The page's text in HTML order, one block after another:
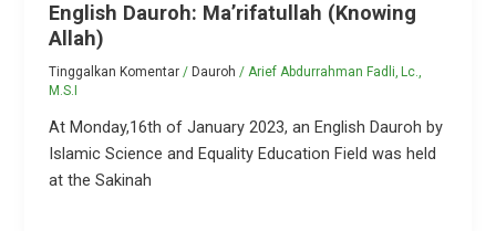
English Dauroh: Ma’rifatullah (Knowing
Allah)
Tinggalkan Komentar / Dauroh /Arief Abdurrahman Fadli, Lc.,
M.S.I
At Monday,16th of January 2023, an English Dauroh by
Islamic Science and Equality Education Field was held
at the Sakinah